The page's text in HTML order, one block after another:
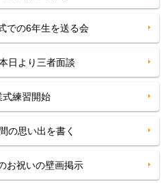
での6年生を送る会
日より三者面談
練習開始
の思い出を書く
お祝いの壁画掲示